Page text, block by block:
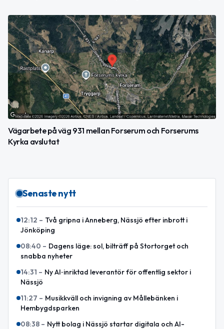
Vägarbete på väg 931 mellan Forserum och Forserums
Kyrka avslutat
Senaste nytt
12:12 – Två gripna i Anneberg, Nässjö efter inbrott i
Jönköping
08:40 – Dagens läge: sol, bilträff på Stortorget och
snabba nyheter
14:31 – Ny AI‑inriktad leverantör för offentlig sektor i
Nässjö
11:27 – Musikkväll och invigning av Mållebänken i
Hembygdsparken
08:38 – Nytt bolag i Nässjö startar digitala och AI-